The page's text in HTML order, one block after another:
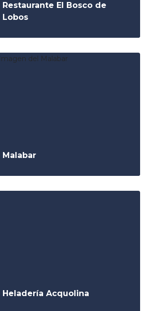
Restaurante El Bosco de
Lobos
Malabar
Heladería Acquolina